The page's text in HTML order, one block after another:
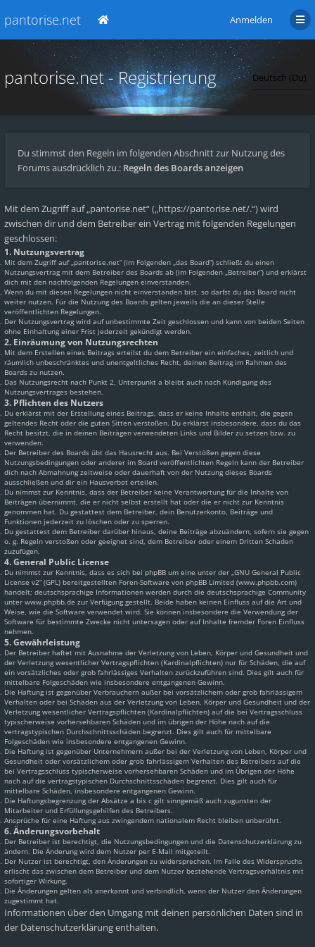
pantorise.net Anmelden
pantorise.net - Registrierung
Du stimmst den Regeln im folgenden Abschnitt zur Nutzung des
Forums ausdrücklich zu.: Regeln des Boards anzeigen
Mit dem Zugriff auf „pantorise.net“ („https://pantorise.net/.“) wird
zwischen dir und dem Betreiber ein Vertrag mit folgenden Regelungen
geschlossen:
1. Nutzungsvertrag
Mit dem Zugriff auf „pantorise.net“ (im Folgenden „das Board“) schließt du einen
Nutzungsvertrag mit dem Betreiber des Boards ab (im Folgenden „Betreiber“) und erklärst
dich mit den nachfolgenden Regelungen einverstanden.
Wenn du mit diesen Regelungen nicht einverstanden bist, so darfst du das Board nicht
weiter nutzen. Für die Nutzung des Boards gelten jeweils die an dieser Stelle
veröffentlichten Regelungen.
Der Nutzungsvertrag wird auf unbestimmte Zeit geschlossen und kann von beiden Seiten
ohne Einhaltung einer Frist jederzeit gekündigt werden.
2. Einräumung von Nutzungsrechten
Mit dem Erstellen eines Beitrags erteilst du dem Betreiber ein einfaches, zeitlich und
räumlich unbeschränktes und unentgeltliches Recht, deinen Beitrag im Rahmen des
Boards zu nutzen.
Das Nutzungsrecht nach Punkt 2, Unterpunkt a bleibt auch nach Kündigung des
Nutzungsvertrages bestehen.
3. Pflichten des Nutzers
Du erklärst mit der Erstellung eines Beitrags, dass er keine Inhalte enthält, die gegen
geltendes Recht oder die guten Sitten verstoßen. Du erklärst insbesondere, dass du das
Recht besitzt, die in deinen Beiträgen verwendeten Links und Bilder zu setzen bzw. zu
verwenden.
Der Betreiber des Boards übt das Hausrecht aus. Bei Verstößen gegen diese
Nutzungsbedingungen oder anderer im Board veröffentlichten Regeln kann der Betreiber
dich nach Abmahnung zeitweise oder dauerhaft von der Nutzung dieses Boards
ausschließen und dir ein Hausverbot erteilen.
Du nimmst zur Kenntnis, dass der Betreiber keine Verantwortung für die Inhalte von
Beiträgen übernimmt, die er nicht selbst erstellt hat oder die er nicht zur Kenntnis
genommen hat. Du gestattest dem Betreiber, dein Benutzerkonto, Beiträge und
Funktionen jederzeit zu löschen oder zu sperren.
Du gestattest dem Betreiber darüber hinaus, deine Beiträge abzuändern, sofern sie gegen
o. g. Regeln verstoßen oder geeignet sind, dem Betreiber oder einem Dritten Schaden
zuzufügen.
4. General Public License
Du nimmst zur Kenntnis, dass es sich bei phpBB um eine unter der „GNU General Public
License v2“ (GPL) bereitgestellten Foren-Software von phpBB Limited (www.phpbb.com)
handelt; deutschsprachige Informationen werden durch die deutschsprachige Community
unter www.phpbb.de zur Verfügung gestellt. Beide haben keinen Einfluss auf die Art und
Weise, wie die Software verwendet wird. Sie können insbesondere die Verwendung der
Software für bestimmte Zwecke nicht untersagen oder auf Inhalte fremder Foren Einfluss
nehmen.
5. Gewährleistung
Der Betreiber haftet mit Ausnahme der Verletzung von Leben, Körper und Gesundheit und
der Verletzung wesentlicher Vertragspflichten (Kardinalpflichten) nur für Schäden, die auf
ein vorsätzliches oder grob fahrlässiges Verhalten zurückzuführen sind. Dies gilt auch für
mittelbare Folgeschäden wie insbesondere entgangenen Gewinn.
Die Haftung ist gegenüber Verbrauchern außer bei vorsätzlichem oder grob fahrlässigem
Verhalten oder bei Schäden aus der Verletzung von Leben, Körper und Gesundheit und der
Verletzung wesentlicher Vertragspflichten (Kardinalpflichten) auf die bei Vertragsschluss
typischerweise vorhersehbaren Schäden und im übrigen der Höhe nach auf die
vertragstypischen Durchschnittsschäden begrenzt. Dies gilt auch für mittelbare
Folgeschäden wie insbesondere entgangenen Gewinn.
Die Haftung ist gegenüber Unternehmern außer bei der Verletzung von Leben, Körper und
Gesundheit oder vorsätzlichem oder grob fahrlässigem Verhalten des Betreibers auf die
bei Vertragsschluss typischerweise vorhersehbaren Schäden und im Übrigen der Höhe
nach auf die vertragstypischen Durchschnittsschäden begrenzt. Dies gilt auch für
mittelbare Schäden, insbesondere entgangenen Gewinn.
Die Haftungsbegrenzung der Absätze a bis c gilt sinngemäß auch zugunsten der
Mitarbeiter und Erfüllungsgehilfen des Betreibers.
Ansprüche für eine Haftung aus zwingendem nationalem Recht bleiben unberührt.
6. Änderungsvorbehalt
Der Betreiber ist berechtigt, die Nutzungsbedingungen und die Datenschutzerklärung zu
ändern. Die Änderung wird dem Nutzer per E-Mail mitgeteilt.
Der Nutzer ist berechtigt, den Änderungen zu widersprechen. Im Falle des Widerspruchs
erlischt das zwischen dem Betreiber und dem Nutzer bestehende Vertragsverhältnis mit
sofortiger Wirkung.
Die Änderungen gelten als anerkannt und verbindlich, wenn der Nutzer den Änderungen
zugestimmt hat.
Informationen über den Umgang mit deinen persönlichen Daten sind in
der Datenschutzerklärung enthalten.